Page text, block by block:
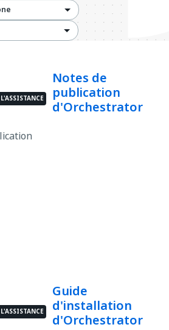
Notes de
publication
d'Orchestrator
Guide
d'installation
d'Orchestrator